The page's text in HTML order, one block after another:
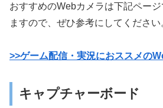
おすすめのWebカメラは下記ペー
ますので、ぜひ参考にしてください
>>ゲーム配信・実況におススメの
キャプチャーボード